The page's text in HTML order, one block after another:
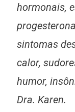
hormonais,
sintomas
calor,
humor,
Dra. Karen.